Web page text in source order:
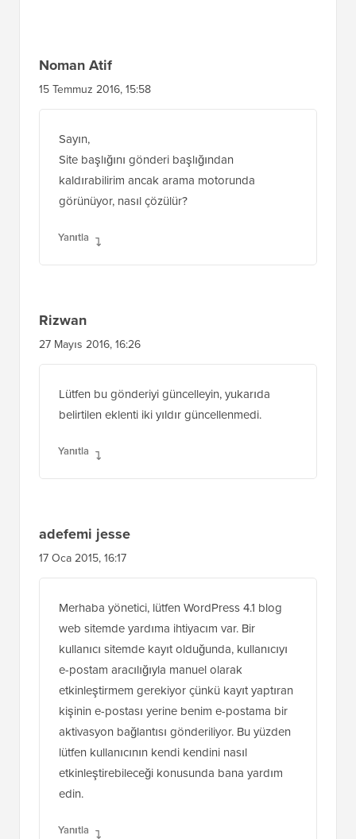
Noman Atif
15 Temmuz 2016, 15:58
Sayın,
Site başlığını gönderi başlığından
kaldırabilirim ancak arama motorunda
görünüyor, nasıl çözülür?
Yanıtla
Rizwan
27 Mayıs 2016, 16:26
Lütfen bu gönderiyi güncelleyin, yukarıda
belirtilen eklenti iki yıldır güncellenmedi.
Yanıtla
adefemi jesse
17 Oca 2015, 16:17
Merhaba yönetici, lütfen WordPress 4.1 blog
web sitemde yardıma ihtiyacım var. Bir
kullanıcı sitemde kayıt olduğunda, kullanıcıyı
e-postam aracılığıyla manuel olarak
etkinleştirmem gerekiyor çünkü kayıt yaptıran
kişinin e-postası yerine benim e-postama bir
aktivasyon bağlantısı gönderiliyor. Bu yüzden
lütfen kullanıcının kendi kendini nasıl
etkinleştirebileceği konusunda bana yardım
edin.
Yanıtla